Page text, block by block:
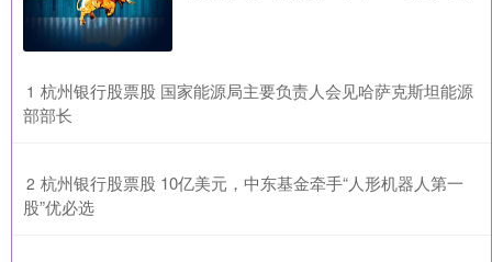
1 ​杭州银行股票股 国家能源局主要负责人会见哈萨克斯坦能源
部部长
2 ​杭州银行股票股 10亿美元，中东基金牵手“人形机器人第一
股”优必选